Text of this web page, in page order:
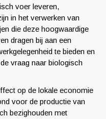
voer leveren,
in het verwerken van
die deze hoogwaardige
dragen bij aan een
te bieden en
vraag naar biologisch
op de lokale economie
voor de productie van
bezighouden met